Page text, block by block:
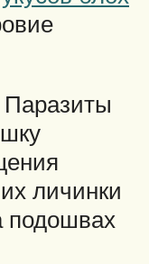
Паразиты
личинки
подошвах